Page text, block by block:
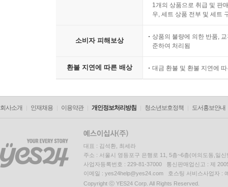
1개의 상품으로 취급 및 판
우, 세트 상품 전부 및 세트
소비자 피해보상
상품의 불량에 의한 반품,
준하여 처리됨
환불 지연에 따른 배상 대금 환불 및 환불 지연에
회사소개 인재채용 이용약관 개인정보처리방침 청소년보호정책 도서홍보안내
대표 : 김석환, 최세라
주소 : 서울시 영등포구 은행로 11, 5층~6층(여의도동,일신
사업자등록번호 : 229-81-37000 통신판매업신고 : 제
이메일 : yes24help@yes24.com 호스팅 서비스사업자 :
Copyright ⓒ YES24 Corp. All Rights Reserved.